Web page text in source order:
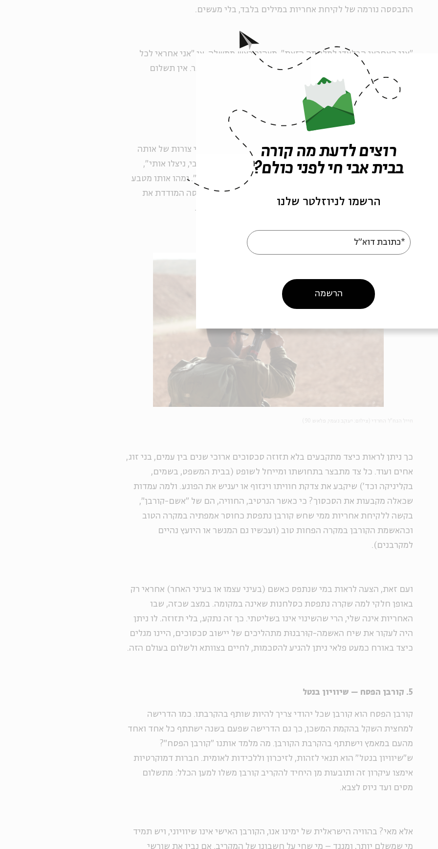
התבססה נורמה של לקיחת אחריות במילים בלבד, בלי מעשים.
"אני האחראי הבלעדי למלחמה הזאת", מצהיר ראש ממשלה, או "אני אחראי לכל
הקורה במשרדי", מצהיר שר בכיר, ומעבר להצהרה, לא קורה דבר. אין תשלום
אמיתי, אין קורבן – ולכן גם אין משמעות להצהרה.
קורבנוּת ואשמה הן לעתים צורות פרימיטיביות של יחסים; שתי צורות של אותה
המטבע. מצד אחד, תחושה של "עשו לי עוול, קיפחו אותי, פגעו בי, ניצלו אותי",
והמצד השני של המטבע, תחושה של "אתה אשם, פגעת, חטאת". ומהו אותו מטבע
כפול פנים? תפיסת עולם של שחור-לבן, של טובים ורעים. תפיסה המודדת את
המעשה האנושי רק, או בעיקר, דרך פריזמה מוסרנית ושיפוטית.
כך ניתן לראות כיצד מתקבעים בלא תזוזה סכסוכים ארוכי שנים בין עמים, בני זוג,
אחים ועוד. כל צד מתבצר בתחושתו ומייחל לשופט (בבית המשפט, בשמים,
בקליניקה וכד') שיקבע את צדקת חוויתו וינזוף או יעניש את הפוגע. ולמה עמדות
שכאלה מקבעות את הסכסוך? כי כאשר הנרטיב, החוויה, הם של "אשם-קורבן",
בקשה ללקיחת אחריות ממי שחש קורבן נתפסת כחוסר אמפתיה במקרה הטוב
וכהאשמת הקורבן במקרה הפחות טוב (ועכשיו גם המגשר או היועץ נהיים
למקרבנים).
ועם זאת, הצעה לראות במי שנתפס כאשם (בעיני עצמו או בעיני האחר) אחראי רק
באופן חלקי למה שקרה נתפסת כסלחנות שאינה במקומה. במצב שכזה, שבו
האחריות אינה שלי, הרי שהשינוי אינו בשליטתי. כך זה נתקע, בלי תזוזה. לו ניתן
היה לעקור את שיח האשמה-קוּרבנוּת מתהליכים של יישוב סכסוכים, היינו מגלים
כיצד באורח כמעט פלאי ניתן להגיע להסכמות, לחיים בצוותא ולשלום בעולם הזה.
5. קורבן הפסח – שיוויון בנטל
קורבן הפסח הוא קורבן שכל יהודי צריך להיות שותף בהקרבתו. כמו הדרישה
למחצית השקל בהקמת המשכן, כך גם הדרישה שפעם בשנה ישתתף כל אחד ואחד
מהעם במאמץ וישתתף בהקרבת הקורבן. מה מלמד אותנו "קורבן הפסח"?
ש"שיוויון בנטל" הוא תנאי לזהות, לזיכרון וללכידות לאומית. חברות דמוקרטיות
אימצו עיקרון זה ותובעות מן היחיד להקריב קורבן משלו למען הכלל: מתשלום
מסים ועד גיוס לצבא.
אלא מאי? בהוויה הישראלית של ימינו אנו, הקורבן האישי אינו שיוויוני, ויש תמיד
מי שמשלם יותר, ומנגד – מי שחי על חשבונו של המקריב. אם נבין את שורשי
רוצים לדעת מה קורה
בבית אבי חי לפני כולם?
הרשמו לניוזלטר שלנו
*כתובת דוא"ל
הרשמה